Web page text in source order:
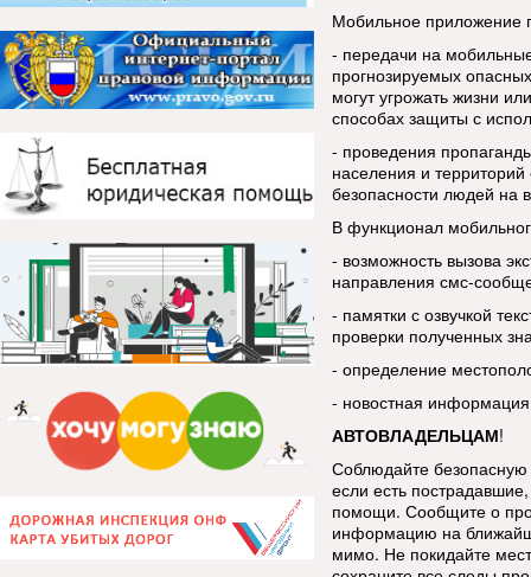
Мобильное приложение
- передачи на
прогнозируемых
могут угрожать жизни
способах защиты с
- проведения
населения и
безопасности людей на
В функционал
- возможность вызова
направления смс-
- памятки с озвучкой
проверки полученных
- определение
- новостная
АВТОВЛАДЕЛЬЦАМ!
Соблюдайте
если есть
помощи. Сообщите о
информацию на
мимо. Не покидайте